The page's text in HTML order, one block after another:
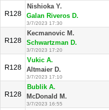
R128
Nishioka Y.
Galan Riveros D.
3/7/2023 17:30
R128
Kecmanovic M.
Schwartzman D.
3/7/2023 17:20
R128
Vukic A.
Altmaier D.
3/7/2023 17:10
R128
Bublik A.
McDonald M.
3/7/2023 16:55